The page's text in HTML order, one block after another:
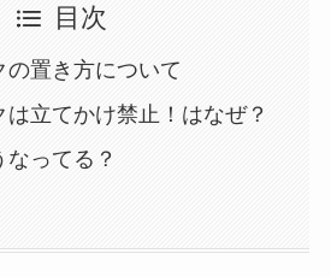
目次
の置き方について
は立てかけ禁止！はなぜ？
ってる？